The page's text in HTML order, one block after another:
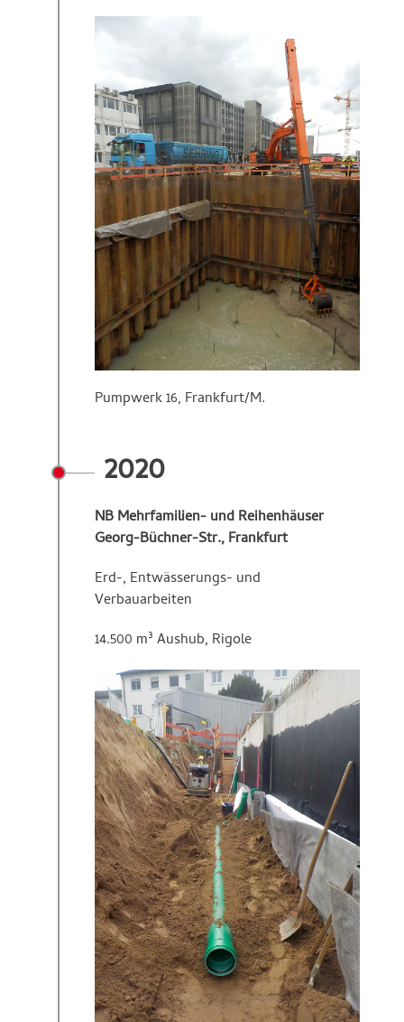
Pumpwerk 16, Frankfurt/M.
2020
NB Mehrfamilien- und Reihenhäuser
Georg-Büchner-Str., Frankfurt
Erd-, Entwässerungs- und
Verbauarbeiten
14.500 m³ Aushub, Rigole